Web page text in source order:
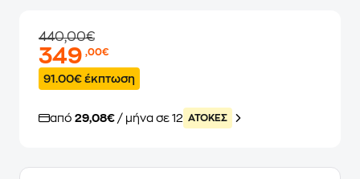
440,00€
349,00€
91.00€ έκπτωση
από 29,08€ / μήνα σε 12 ATOKEΣ